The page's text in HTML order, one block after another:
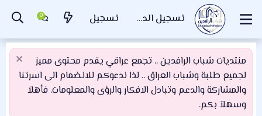
تسجيل الدخول تسجيل
منتديات شباب الرافدين .. تجمع عراقي يقدم محتوى مميز
لجميع طلبة وشباب العراق .. لذا ندعوكم للانضمام الى اسرتنا
والمشاركة والدعم وتبادل الافكار والرؤى والمعلومات. فأهلاَ
وسهلاَ بكم.